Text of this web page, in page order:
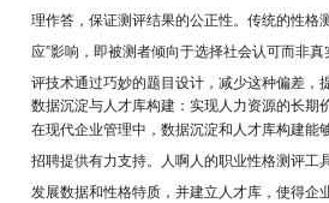
理作答，保证测评结果的公正性。传统的性格
应”影响，即被测者倾向于选择社会认可而非
评技术通过巧妙的题目设计，减少这种偏差，
数据沉淀与人才库构建：实现人力资源的长期
在现代企业管理中，数据沉淀和人才库构建能
招聘提供有力支持。人啊人的职业性格测评工
发展数据和性格特质，并建立人才库，使得企